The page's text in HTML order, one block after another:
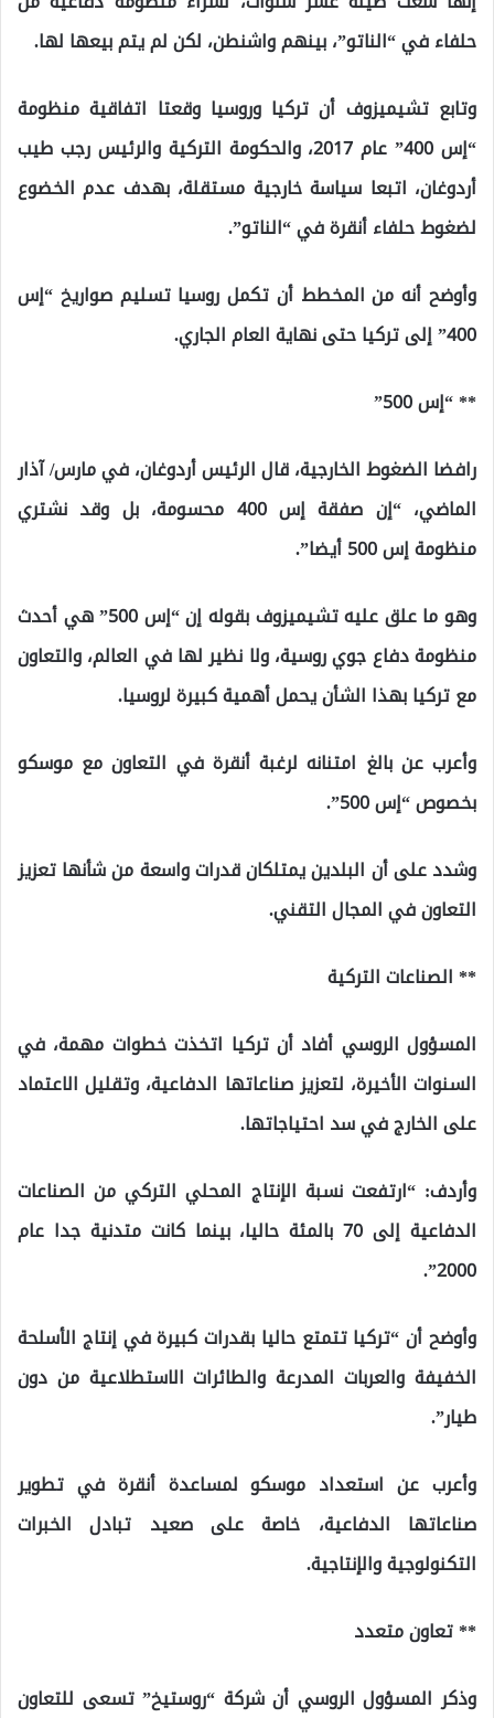
حلفاء في “الناتو”، بينهم واشنطن، لكن لم يتم بيعها لها.
وتابع تشيميزوف أن تركيا وروسيا وقعتا اتفاقية منظومة
“إس 400” عام 2017، والحكومة التركية والرئيس رجب طيب
أردوغان، اتبعا سياسة خارجية مستقلة، بهدف عدم الخضوع
لضغوط حلفاء أنقرة في “الناتو”.
وأوضح أنه من المخطط أن تكمل روسيا تسليم صواريخ “إس
400” إلى تركيا حتى نهاية العام الجاري.
** “إس 500”
رافضا الضغوط الخارجية، قال الرئيس أردوغان، في مارس/ آذار
الماضي، “إن صفقة إس 400 محسومة، بل وقد نشتري
منظومة إس 500 أيضا”.
وهو ما علق عليه تشيميزوف بقوله إن “إس 500” هي أحدث
منظومة دفاع جوي روسية، ولا نظير لها في العالم، والتعاون
مع تركيا بهذا الشأن يحمل أهمية كبيرة لروسيا.
وأعرب عن بالغ امتنانه لرغبة أنقرة في التعاون مع موسكو
بخصوص “إس 500”.
وشدد على أن البلدين يمتلكان قدرات واسعة من شأنها تعزيز
التعاون في المجال التقني.
** الصناعات التركية
المسؤول الروسي أفاد أن تركيا اتخذت خطوات مهمة، في
السنوات الأخيرة، لتعزيز صناعاتها الدفاعية، وتقليل الاعتماد
على الخارج في سد احتياجاتها.
وأردف: “ارتفعت نسبة الإنتاج المحلي التركي من الصناعات
الدفاعية إلى 70 بالمئة حاليا، بينما كانت متدنية جدا عام
2000”.
وأوضح أن “تركيا تتمتع حاليا بقدرات كبيرة في إنتاج الأسلحة
الخفيفة والعربات المدرعة والطائرات الاستطلاعية من دون
طيار”.
وأعرب عن استعداد موسكو لمساعدة أنقرة في تطوير
صناعاتها الدفاعية، خاصة على صعيد تبادل الخبرات
التكنولوجية والإنتاجية.
** تعاون متعدد
وذكر المسؤول الروسي أن شركة “روستيخ” تسعى للتعاون